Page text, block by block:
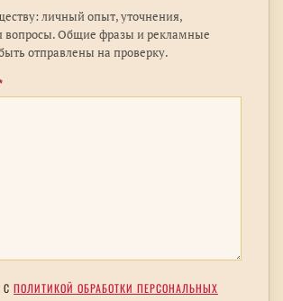
личный опыт, уточнения,
вопросы. Общие фразы и рекламные
отправлены на проверку.
С ПОЛИТИКОЙ ОБРАБОТКИ ПЕРСОНАЛЬНЫХ